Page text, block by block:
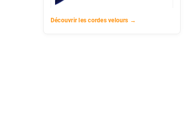
Découvrir les cordes velours